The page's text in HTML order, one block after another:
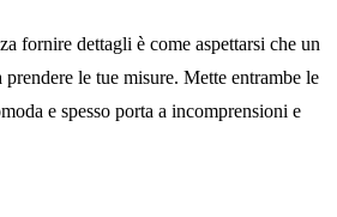
fornire dettagli è come aspettarsi che un
prendere le tue misure. Mette entrambe le
e spesso porta a incomprensioni e